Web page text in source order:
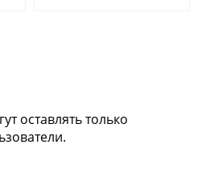
оставлять только